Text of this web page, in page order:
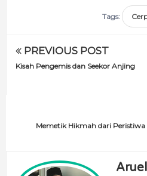
Tags:
PREVIOUS POST
Kisah Pengemis dan Seekor Anjing
Memetik Hikmah dari